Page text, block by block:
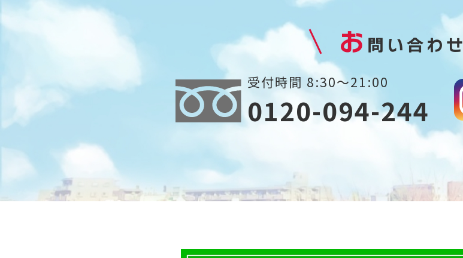
お 問い合わせ
受付時間 8:30～21:00
0120-094-244